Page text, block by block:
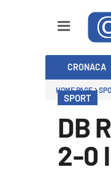
Economia e Lavoro
CRONACA
HOME PAGE
SPORT
DB
2-0